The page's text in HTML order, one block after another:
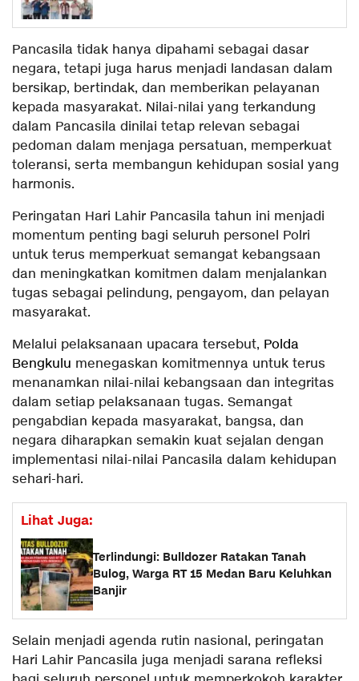
Pancasila tidak hanya dipahami sebagai dasar
negara, tetapi juga harus menjadi landasan dalam
bersikap, bertindak, dan memberikan pelayanan
kepada masyarakat. Nilai-nilai yang terkandung
dalam Pancasila dinilai tetap relevan sebagai
pedoman dalam menjaga persatuan, memperkuat
toleransi, serta membangun kehidupan sosial yang
harmonis.
Peringatan Hari Lahir Pancasila tahun ini menjadi
momentum penting bagi seluruh personel Polri
untuk terus memperkuat semangat kebangsaan
dan meningkatkan komitmen dalam menjalankan
tugas sebagai pelindung, pengayom, dan pelayan
masyarakat.
Melalui pelaksanaan upacara tersebut, Polda
Bengkulu menegaskan komitmennya untuk terus
menanamkan nilai-nilai kebangsaan dan integritas
dalam setiap pelaksanaan tugas. Semangat
pengabdian kepada masyarakat, bangsa, dan
negara diharapkan semakin kuat sejalan dengan
implementasi nilai-nilai Pancasila dalam kehidupan
sehari-hari.
Lihat Juga:
Terlindungi: Bulldozer Ratakan Tanah
Bulog, Warga RT 15 Medan Baru Keluhkan
Banjir
Selain menjadi agenda rutin nasional, peringatan
Hari Lahir Pancasila juga menjadi sarana refleksi